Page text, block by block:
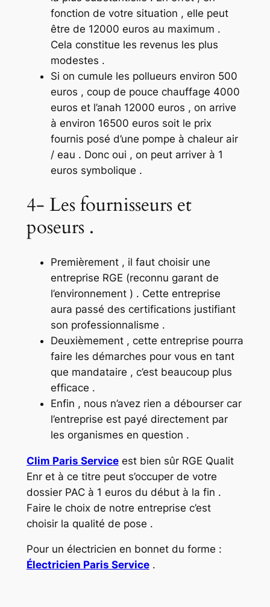
fonction de votre situation , elle peut
être de 12000 euros au maximum .
Cela constitue les revenus les plus
modestes .
Si on cumule les pollueurs environ 500
euros , coup de pouce chauffage 4000
euros et l’anah 12000 euros , on arrive
à environ 16500 euros soit le prix
fournis posé d’une pompe à chaleur air
/ eau . Donc oui , on peut arriver à 1
euros symbolique .
4- Les fournisseurs et
poseurs .
Premièrement , il faut choisir une
entreprise RGE (reconnu garant de
l’environnement ) . Cette entreprise
aura passé des certifications justifiant
son professionnalisme .
Deuxièmement , cette entreprise pourra
faire les démarches pour vous en tant
que mandataire , c’est beaucoup plus
efficace .
Enfin , nous n’avez rien a débourser car
l’entreprise est payé directement par
les organismes en question .
Clim Paris Serviceest bien sûr RGE Qualit
Enr et à ce titre peut s’occuper de votre
dossier PAC à 1 euros du début à la fin .
Faire le choix de notre entreprise c’est
choisir la qualité de pose .
Pour un électricien en bonnet du forme :
Électricien Paris Service.